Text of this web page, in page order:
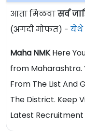
आता मिळवासर्व
(अगदी मोफत) - येथे
Maha NMKHere
from Maharashtra.
From The List And
The District. Keep
Latest